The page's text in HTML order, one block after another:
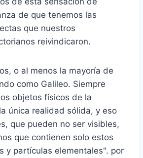
de que tenemos las
que nuestros
reivindicaron.
o al menos la mayoría de
como Galileo. Siempre
objetos físicos de la
única realidad sólida, y eso
que pueden no ser visibles,
que contienen solo estos
y partículas elementales". por